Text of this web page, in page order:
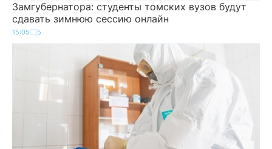
Замгубернатора: студенты томских вузов будут
сдавать зимнюю сессию онлайн
15:05 5